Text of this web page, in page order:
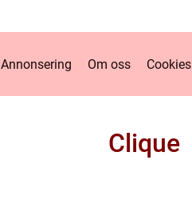
Annonsering Om oss Cookies
Clique